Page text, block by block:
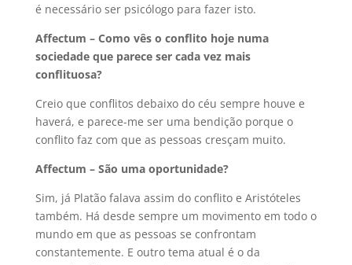
é necessário ser psicólogo para fazer isto.
Affectum – Como vês o conflito hoje numa
sociedade que parece ser cada vez mais
conflituosa?
Creio que conflitos debaixo do céu sempre houve e
haverá, e parece-me ser uma bendição porque o
conflito faz com que as pessoas cresçam muito.
Affectum – São uma oportunidade?
Sim, já Platão falava assim do conflito e Aristóteles
também. Há desde sempre um movimento em todo o
mundo em que as pessoas se confrontam
constantemente. E outro tema atual é o da